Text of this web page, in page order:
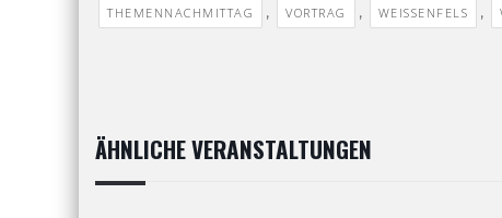
THEMENNACHMITTAG , VORTRAG , WEISSENFELS ,
ÄHNLICHE VERANSTALTUNGEN